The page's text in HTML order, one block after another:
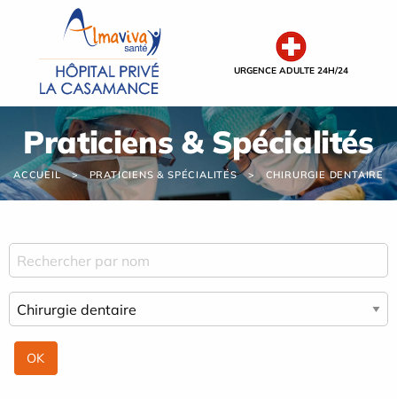
URGENCE ADULTE 24H/24
Praticiens & Spécialités
ACCUEIL PRATICIENS & SPÉCIALITÉS CHIRURGIE DENTAIRE
Panneau de gestion des cookies